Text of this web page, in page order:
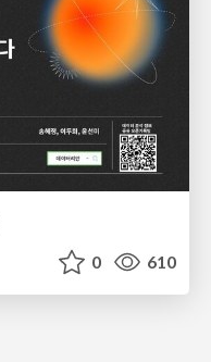
0 610